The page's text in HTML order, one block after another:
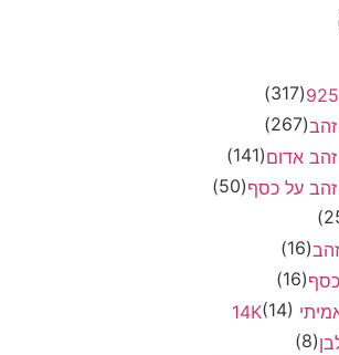
)
)
(
141
)
כסף(
50
)
)
)
(14